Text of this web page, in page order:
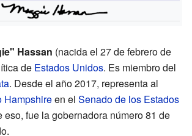
Hassan (nacida el 27 de febrero de
de Estados Unidos. Es miembro del
. Desde el año 2017, representa al
Hampshireen el Senado de los Estados
eso, fue la gobernadora número 81 de